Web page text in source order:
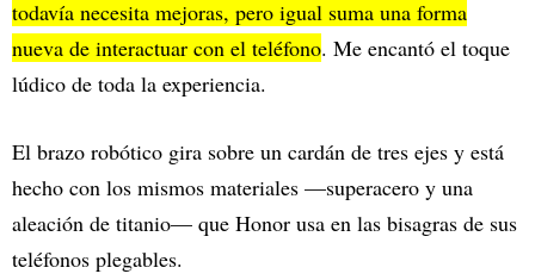
todavía necesita mejoras, pero igual suma una forma
nueva de interactuar con el teléfono. Me encantó el toque
lúdico de toda la experiencia.
El brazo robótico gira sobre un cardán de tres ejes y está
hecho con los mismos materiales —superacero y una
aleación de titanio— que Honor usa en las bisagras de sus
teléfonos plegables.